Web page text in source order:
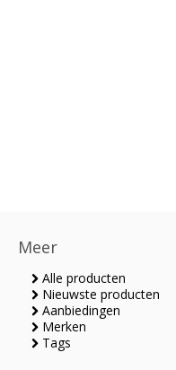
Meer
Alle producten
Nieuwste producten
Aanbiedingen
Merken
Tags